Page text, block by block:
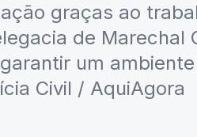
graças ao
de Marechal
um
Civil / AquiAgora